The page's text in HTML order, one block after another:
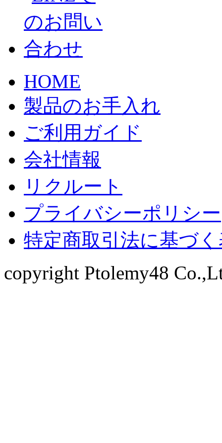
HOME
製品のお手入れ
ご利用ガイド
会社情報
リクルート
プライバシーポリシー
特定商取引法に基づ
copyright Ptolemy48